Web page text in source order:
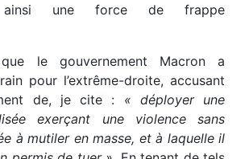
ainsi une force de frappe
le gouvernement Macron a
pour l’extrême-droite, accusant
de, je cite : « déployer une
exerçant une violence sans
à mutiler en masse, et à laquelle il